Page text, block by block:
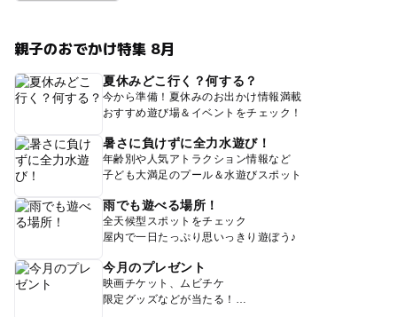
親子のおでかけ特集 8月
夏休みどこ行く？何する？
今から準備！夏休みのお出かけ情報満載
おすすめ遊び場＆イベントをチェック！
暑さに負けずに全力水遊び！
年齢別や人気アトラクション情報など
子ども大満足のプール＆水遊びスポット
雨でも遊べる場所！
全天候型スポットをチェック
屋内で一日たっぷり思いっきり遊ぼう♪
今月のプレゼント
映画チケット、ムビチケ
限定グッズなどが当たる！